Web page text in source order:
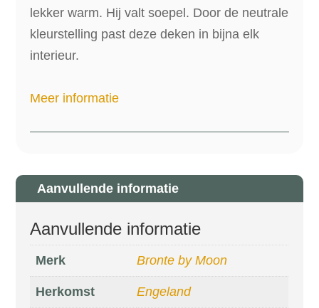
lekker warm. Hij valt soepel. Door de neutrale
kleurstelling past deze deken in bijna elk
interieur.
Meer informatie
Aanvullende informatie
Aanvullende informatie
Merk Bronte by Moon
Herkomst Engeland